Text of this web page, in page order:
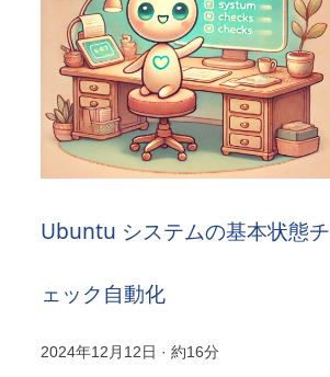
Ubuntu システムの基本状態チ
ェック自動化
2024年12月12日 ·約16分